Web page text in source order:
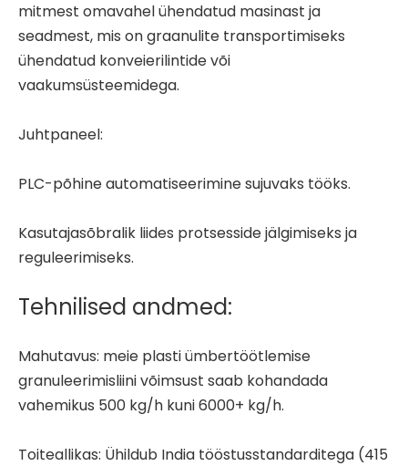
mitmest omavahel ühendatud masinast ja
seadmest, mis on graanulite transportimiseks
ühendatud konveierilintide või
vaakumsüsteemidega.
Juhtpaneel:
PLC-põhine automatiseerimine sujuvaks tööks.
Kasutajasõbralik liides protsesside jälgimiseks ja
reguleerimiseks.
Tehnilised andmed:
Mahutavus: meie plasti ümbertöötlemise
granuleerimisliinivõimsust saab kohandada
vahemikus 500 kg/h kuni 6000+ kg/h.
Toiteallikas: Ühildub India tööstusstandarditega (415